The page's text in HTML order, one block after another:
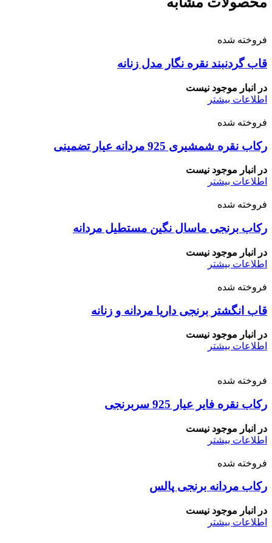
فروخته شده
قاب گردنبند نقره نگار مدل زنانه
در انبار موجود نیست
اطلاعات بیشتر
فروخته شده
رکاب نقره شمشیری 925 مردانه عیار تضمینی
در انبار موجود نیست
اطلاعات بیشتر
فروخته شده
رکاب برنجی ماسال نگین مستطیل مردانه
در انبار موجود نیست
اطلاعات بیشتر
فروخته شده
قاب انگشتر برنجی داریا مردانه و زنانه
در انبار موجود نیست
اطلاعات بیشتر
فروخته شده
رکاب نقره فایر عیار 925 سربرنجی
در انبار موجود نیست
اطلاعات بیشتر
فروخته شده
رکاب مردانه برنجی پالس
در انبار موجود نیست
اطلاعات بیشتر